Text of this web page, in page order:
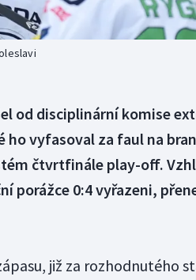
od disciplinární komise
ho vyfasoval za faul na
čtvrtfinále play-off.
porážce 0:4 vyřazeni,
již za rozhodnutého